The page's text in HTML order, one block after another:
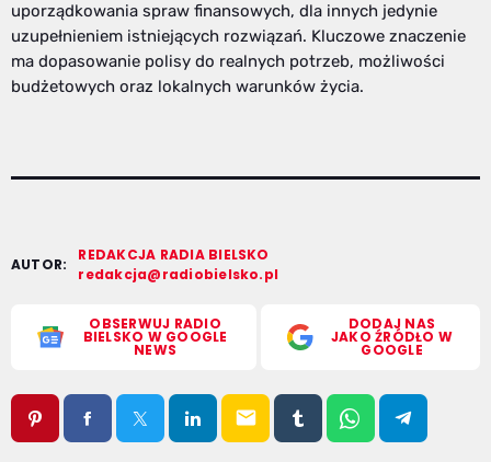
uporządkowania spraw finansowych, dla innych jedynie
uzupełnieniem istniejących rozwiązań. Kluczowe znaczenie
ma dopasowanie polisy do realnych potrzeb, możliwości
budżetowych oraz lokalnych warunków życia.
AUTOR:
REDAKCJA RADIA BIELSKO
redakcja@radiobielsko.pl
OBSERWUJ RADIO
BIELSKO W GOOGLE
NEWS
DODAJ NAS
JAKO ŹRÓDŁO W
GOOGLE
email